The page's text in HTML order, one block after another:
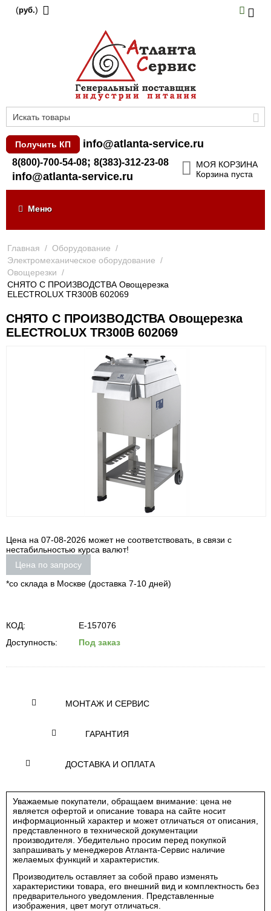
(руб.)
Получить КП info@atlanta-service.ru
8(800)-700-54-08; 8(383)-312-23-08
info@atlanta-service.ru
МОЯ КОРЗИНА
Корзина пуста
Меню
Главная / Оборудование /
Электромеханическое оборудование /
Овощерезки /
СНЯТО С ПРОИЗВОДСТВА Овощерезка
ELECTROLUX TR300B 602069
СНЯТО С ПРОИЗВОДСТВА Овощерезка
ELECTROLUX TR300B 602069
Цена на 07-08-2026 может не соответствовать, в связи с
нестабильностью курса валют!
Цена по запросу
*со склада в Москве (доставка 7-10 дней)
КОД:
E-157076
Доступность:
Под заказ
МОНТАЖ И СЕРВИС
ГАРАНТИЯ
ДОСТАВКА И ОПЛАТА
Уважаемые покупатели, обращаем внимание: цена не
является офертой и описание товара на сайте носит
информационный характер и может отличаться от описания,
представленного в технической документации
производителя. Убедительно просим перед покупкой
запрашивать у менеджеров Атланта-Сервис наличие
желаемых функций и характеристик.
Производитель оставляет за собой право изменять
характеристики товара, его внешний вид и комплектность без
предварительного уведомления. Представленные
изображения, цвет могут отличаться.